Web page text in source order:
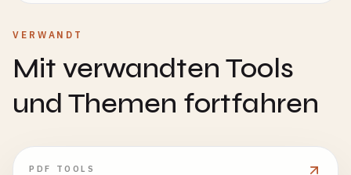
VERWANDT
Mit verwandten Tools
und Themen fortfahren
PDF TOOLS